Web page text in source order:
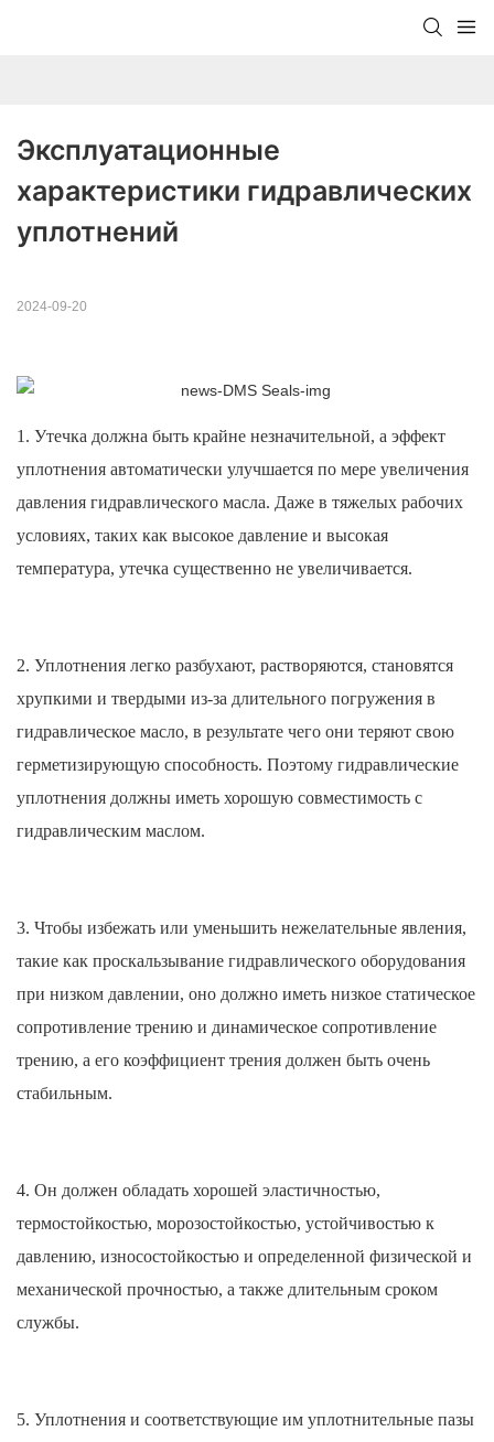
Эксплуатационные
характеристики гидравлических
уплотнений
2024-09-20
1. Утечка должна быть крайне незначительной, а эффект
уплотнения автоматически улучшается по мере увеличения
давления гидравлического масла. Даже в тяжелых рабочих
условиях, таких как высокое давление и высокая
температура, утечка существенно не увеличивается.
2. Уплотнения легко разбухают, растворяются, становятся
хрупкими и твердыми из-за длительного погружения в
гидравлическое масло, в результате чего они теряют свою
герметизирующую способность. Поэтому гидравлические
уплотнения должны иметь хорошую совместимость с
гидравлическим маслом.
3. Чтобы избежать или уменьшить нежелательные явления,
такие как проскальзывание гидравлического оборудования
при низком давлении, оно должно иметь низкое статическое
сопротивление трению и динамическое сопротивление
трению, а его коэффициент трения должен быть очень
стабильным.
4. Он должен обладать хорошей эластичностью,
термостойкостью, морозостойкостью, устойчивостью к
давлению, износостойкостью и определенной физической и
механической прочностью, а также длительным сроком
службы.
5. Уплотнения и соответствующие им уплотнительные пазы